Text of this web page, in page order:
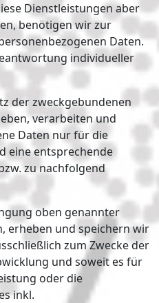
Dienstleistungen aber
benötigen wir zur
Daten.
individueller
der zweckgebundenen
verarbeiten und
Daten nur für die
eine entsprechende
zu nachfolgend
oben genannter
erheben und speichern wir
zum Zwecke der
und soweit es für
oder die
inkl.